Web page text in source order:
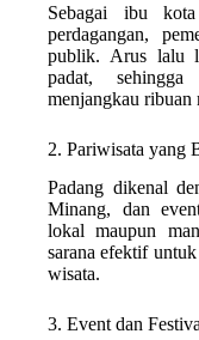
Sebagai ibu
perdagangan,
publik. Arus lalu
padat,
menjangkau ribuan
2. Pariwisata yang
Padang dikenal
Minang, dan
lokal maupun
sarana efektif
wisata.
3. Event dan